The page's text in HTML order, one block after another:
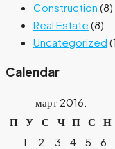
Construction (8)
Real Estate (8)
Uncategorized
Calendar
март 2016.
П У С Ч П С
Н
1
2 3 4 5
6